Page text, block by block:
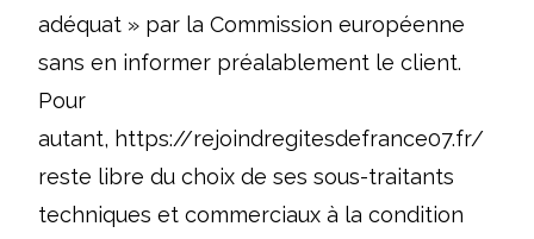
adéquat » par la Commission européenne
sans en informer préalablement le client.
Pour
autant, https://rejoindregitesdefrance07.fr/
reste libre du choix de ses sous-traitants
techniques et commerciaux à la condition